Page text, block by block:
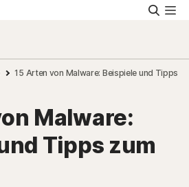
15 Arten von Malware: Beispiele und Tipps
Malware:
Tipps zum